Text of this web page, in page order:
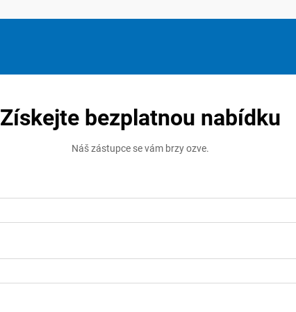
Získejte bezplatnou nabídku
Náš zástupce se vám brzy ozve.